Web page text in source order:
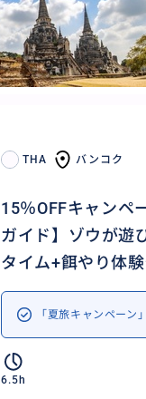
THA バンコク
15％OFFキャンペ
ガイド】ゾウが遊
タイム+餌やり体
「夏旅キャンペー
6.5h